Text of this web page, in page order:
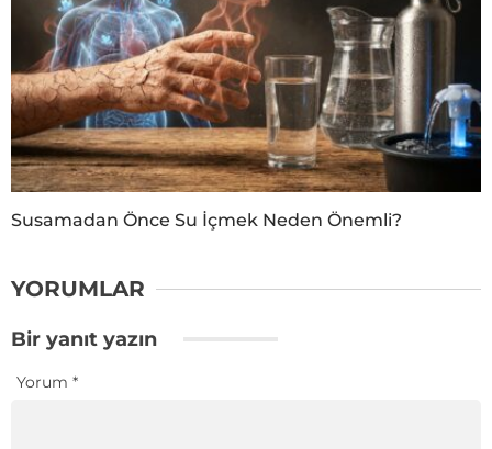
Susamadan Önce Su İçmek Neden Önemli?
YORUMLAR
Bir yanıt yazın
Yorum *